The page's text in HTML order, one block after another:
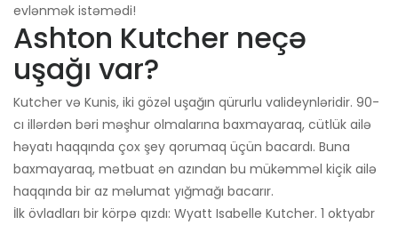
evlənmək istəmədi!
Ashton Kutcher neçə
uşağı var?
Kutcher və Kunis, iki gözəl uşağın qürurlu valideynləridir. 90-
cı illərdən bəri məşhur olmalarına baxmayaraq, cütlük ailə
həyatı haqqında çox şey qorumaq üçün bacardı. Buna
baxmayaraq, mətbuat ən azından bu mükəmməl kiçik ailə
haqqında bir az məlumat yığmağı bacarır.
İlk övladları bir körpə qızdı: Wyatt Isabelle Kutcher. 1 oktyabr